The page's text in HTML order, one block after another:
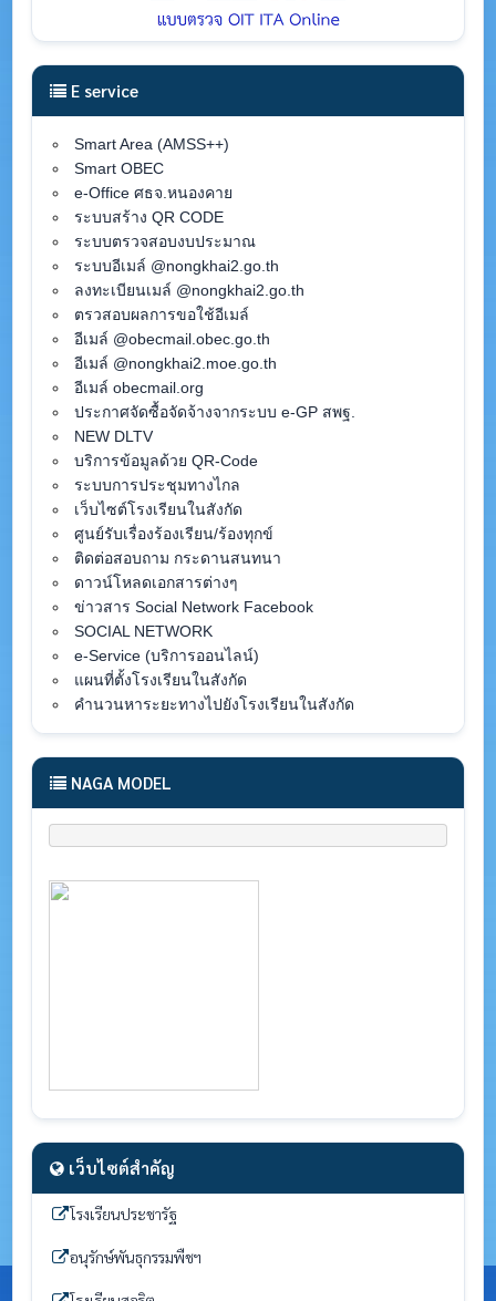
E service
Smart Area (AMSS++)
Smart OBEC
e-Office ศธจ.หนองคาย
ระบบสร้าง QR CODE
ระบบตรวจสอบงบประมาณ
ระบบอีเมล์ @nongkhai2.go.th
ลงทะเบียนเมล์ @nongkhai2.go.th
ตรวสอบผลการขอใช้อีเมล์
อีเมล์ @obecmail.obec.go.th
อีเมล์ @nongkhai2.moe.go.th
อีเมล์ obecmail.org
ประกาศจัดซื้อจัดจ้างจากระบบ e-GP สพฐ.
NEW DLTV
บริการข้อมูลด้วย QR-Code
ระบบการประชุมทางไกล
เว็บไซต์โรงเรียนในสังกัด
ศูนย์รับเรื่องร้องเรียน/ร้องทุกข์
ติดต่อสอบถาม กระดานสนทนา
ดาวน์โหลดเอกสารต่างๆ
ข่าวสาร Social Network Facebook
SOCIAL NETWORK
e-Service (บริการออนไลน์)
แผนที่ตั้งโรงเรียนในสังกัด
คำนวนหาระยะทางไปยังโรงเรียนในสังกัด
NAGA MODEL
เว็บไซต์สำคัญ
โรงเรียนประชารัฐ
อนุรักษ์พันธุกรรมพืชฯ